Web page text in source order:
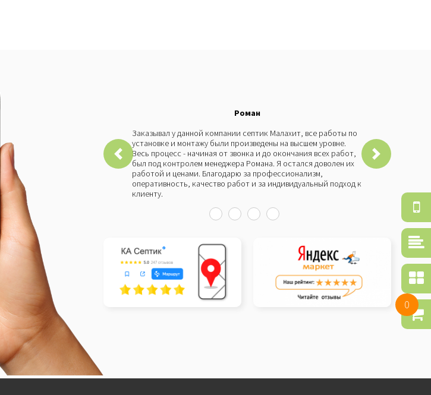
Роман
Заказывал у данной компании септик Малахит, все работы по
установке и монтажу были произведены на высшем уровне.
Весь процесс - начиная от звонка и до окончания всех работ,
был под контролем менеджера Романа. Я остался доволен их
работой и ценами. Благодарю за профессионализм,
оперативность, качество работ и за индивидуальный подход к
клиенту.
0